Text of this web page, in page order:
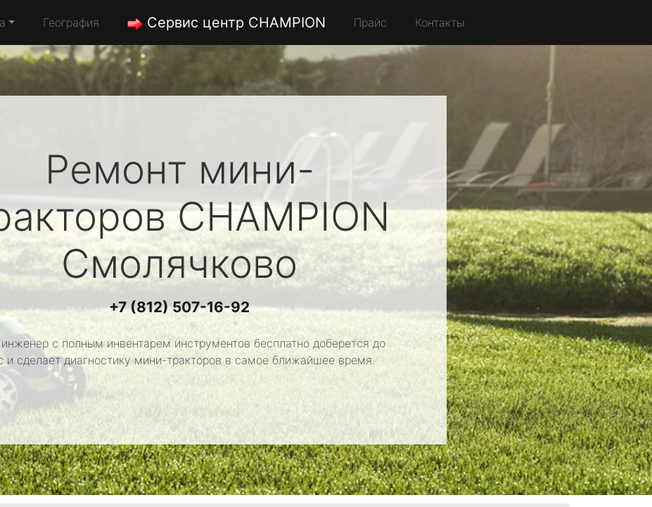
География Сервис центр CHAMPION Прайс Контакты
Ремонт мини-
CHAMPION
Смолячково
+7 (812) 507-16-92
с полным инвентарем инструментов бесплатно доберется до
и сделает диагностику мини-тракторов в самое ближайшее время.